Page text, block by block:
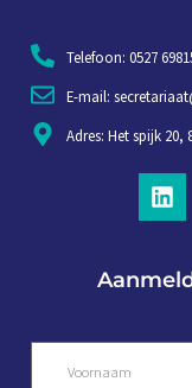
Telefoon: 0527
E-mail:
Adres: Het spijk 20,